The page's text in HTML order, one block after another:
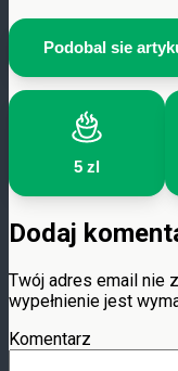
Podobal sie
5 zl
Dodaj
Twój adres email nie
wypełnienie jest
Komentarz